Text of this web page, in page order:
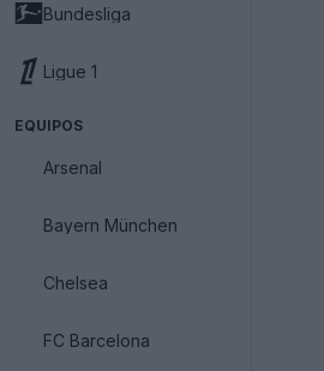
Bundesliga
Ligue 1
EQUIPOS
Arsenal
Bayern München
Chelsea
FC Barcelona